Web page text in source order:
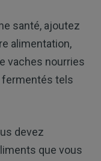
santé, ajoutez
alimentation,
vaches nourries
fermentés tels
devez
que vous